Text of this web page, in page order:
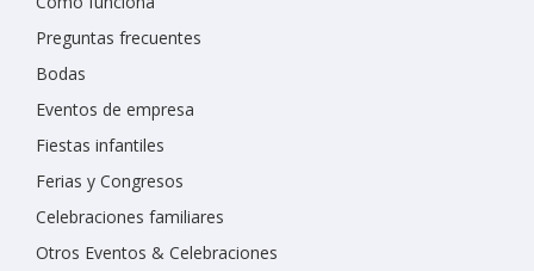
Preguntas frecuentes
Bodas
Eventos de empresa
Fiestas infantiles
Ferias y Congresos
Celebraciones familiares
Otros Eventos & Celebraciones